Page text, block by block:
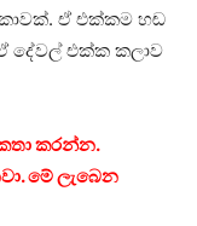
ඒ එක්කම හඬ
දේවල් එක්ක කලාව
කරන්න.
මේ ලැබෙන